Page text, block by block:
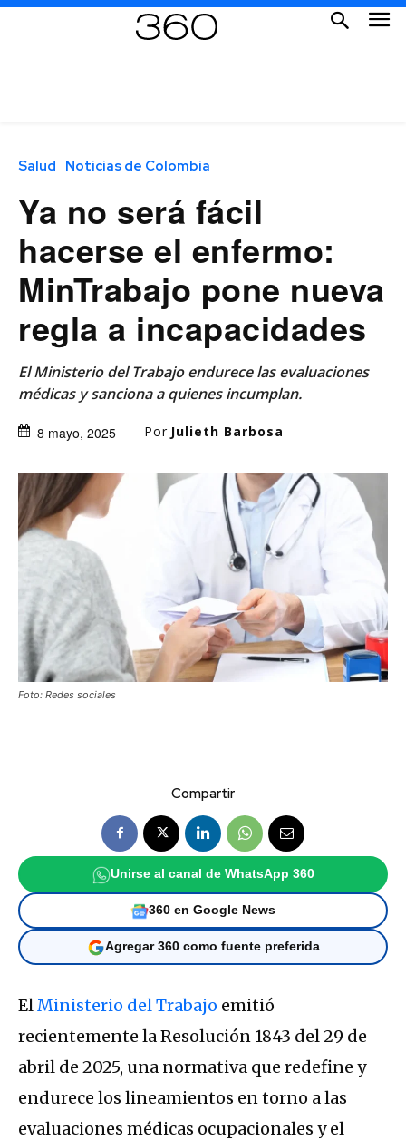
Salud Noticias de Colombia
Ya no será fácil
hacerse el enfermo:
MinTrabajo pone nueva
regla a incapacidades
El Ministerio del Trabajo endurece las evaluaciones
médicas y sanciona a quienes incumplan.
8 mayo, 2025 Por Julieth Barbosa
Foto: Redes sociales
Compartir
Unirse al canal de WhatsApp 360
360 en Google News
Agregar 360 como fuente preferida
ElMinisterio del Trabajo emitió
recientemente la Resolución 1843 del 29 de
abril de 2025, una normativa que redefine y
endurece los lineamientos en torno a las
evaluaciones médicas ocupacionales y el